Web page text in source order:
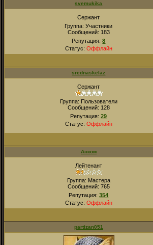
svemukika
Сержант
Группа: Участники
Сообщений: 183
Репутация:8
Статус: Оффлайн
srednaskelaz
Сержант
Группа: Пользователи
Сообщений: 128
Репутация:29
Статус: Оффлайн
Анком
Лейтенант
Группа: Мастера
Сообщений: 765
Репутация:354
Статус: Оффлайн
partizan051